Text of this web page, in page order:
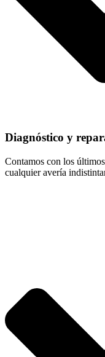
Diagnóstico y
Contamos con los
cualquier avería